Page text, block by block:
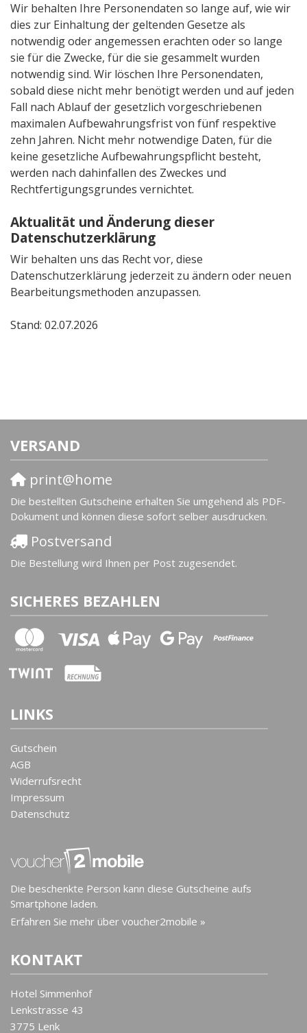
Wir behalten Ihre Personendaten so lange auf, wie wir
dies zur Einhaltung der geltenden Gesetze als
notwendig oder angemessen erachten oder so lange
sie für die Zwecke, für die sie gesammelt wurden
notwendig sind. Wir löschen Ihre Personendaten,
sobald diese nicht mehr benötigt werden und auf jeden
Fall nach Ablauf der gesetzlich vorgeschriebenen
maximalen Aufbewahrungsfrist von fünf respektive
zehn Jahren. Nicht mehr notwendige Daten, für die
keine gesetzliche Aufbewahrungspflicht besteht,
werden nach dahinfallen des Zweckes und
Rechtfertigungsgrundes vernichtet.
Aktualität und Änderung dieser
Datenschutzerklärung
Wir behalten uns das Recht vor, diese
Datenschutzerklärung jederzeit zu ändern oder neuen
Bearbeitungsmethoden anzupassen.
Stand: 02.07.2026
VERSAND
print@home
Die bestellten Gutscheine erhalten Sie umgehend als PDF-
Dokument und können diese sofort selber ausdrucken.
Postversand
Die Bestellung wird Ihnen per Post zugesendet.
SICHERES BEZAHLEN
LINKS
Gutschein
AGB
Widerrufsrecht
Impressum
Datenschutz
Die beschenkte Person kann diese Gutscheine aufs
Smartphone laden.
Erfahren Sie mehr über voucher2mobile »
KONTAKT
Hotel Simmenhof
Lenkstrasse 43
3775 Lenk